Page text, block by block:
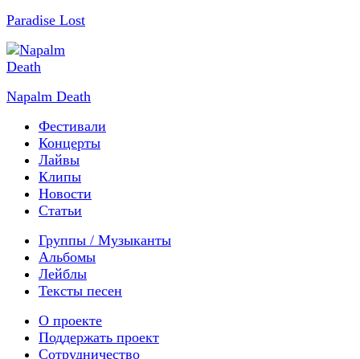
Paradise Lost
Napalm Death
Фестивали
Концерты
Лайвы
Клипы
Новости
Статьи
Группы / Музыканты
Альбомы
Лейблы
Тексты песен
О проекте
Поддержать проект
Сотрудничество